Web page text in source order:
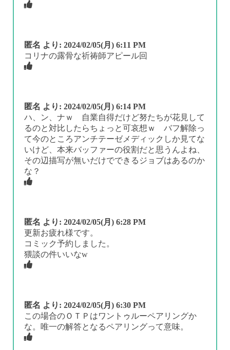
匿名 より: 2024/02/05(月) 6:11 PM
コリナの露骨な祈祷師アピール回
匿名 より: 2024/02/05(月) 6:14 PM
ハ、ン、ナｗ 自業自得だけど努たちが花見して
るのと対比したらちょっと可哀想ｗ バフ解除っ
て今のところアンチテーゼメディックしか見てな
いけど、本来バッファーの役割だと思うんよね、
その辺描写が無いだけでできるジョブはあるのか
な？
匿名 より: 2024/02/05(月) 6:28 PM
更新お疲れ様です。
コミック予約しました。
猥談の件いいなw
匿名 より: 2024/02/05(月) 6:30 PM
この場合のＯＴＰはワントゥルーペアリングか
な。唯一の解答となるペアリングって意味。